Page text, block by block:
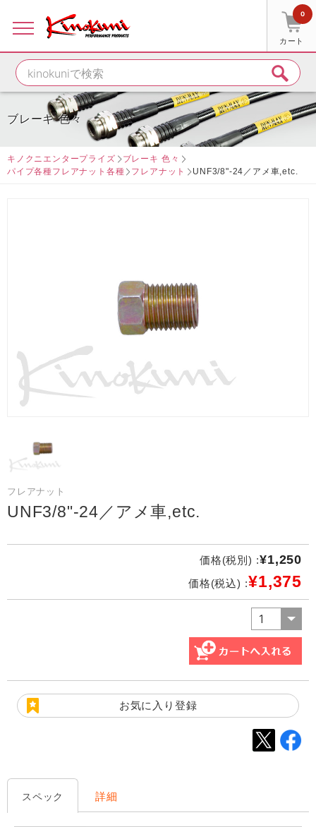
カート
0
ブレーキ 色々
キノクニエンタープライズ
ブレーキ 色々
パイプ各種フレアナット各種
フレアナット UNF3/8"-24／アメ車,etc.
フレアナット
UNF3/8"-24／アメ車,etc.
価格(税別) :¥1,250
価格(税込) :¥1,375
お気に入り登録
スペック 詳細